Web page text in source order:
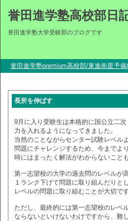
誉田進学塾高校部日
誉田進学塾大学受験部のブログです
誉田進学塾premium高校部/東進衛星予備
長所を伸ばす
9月に入り受験生は本格的に国公立二
力を入れるようになってきました。
当然のことながらセンター試験レベル
問題にチャレンジするため、今までよ
時にはまったく解法がわからないこと
第一志望校の大学の過去問のレベルが
１ランク下げて問題に取り組んだりと
レベルの問題に取り組むことが大切です
ただし、最終的には第一志望校のレベ
ならないといけないわけですから、難